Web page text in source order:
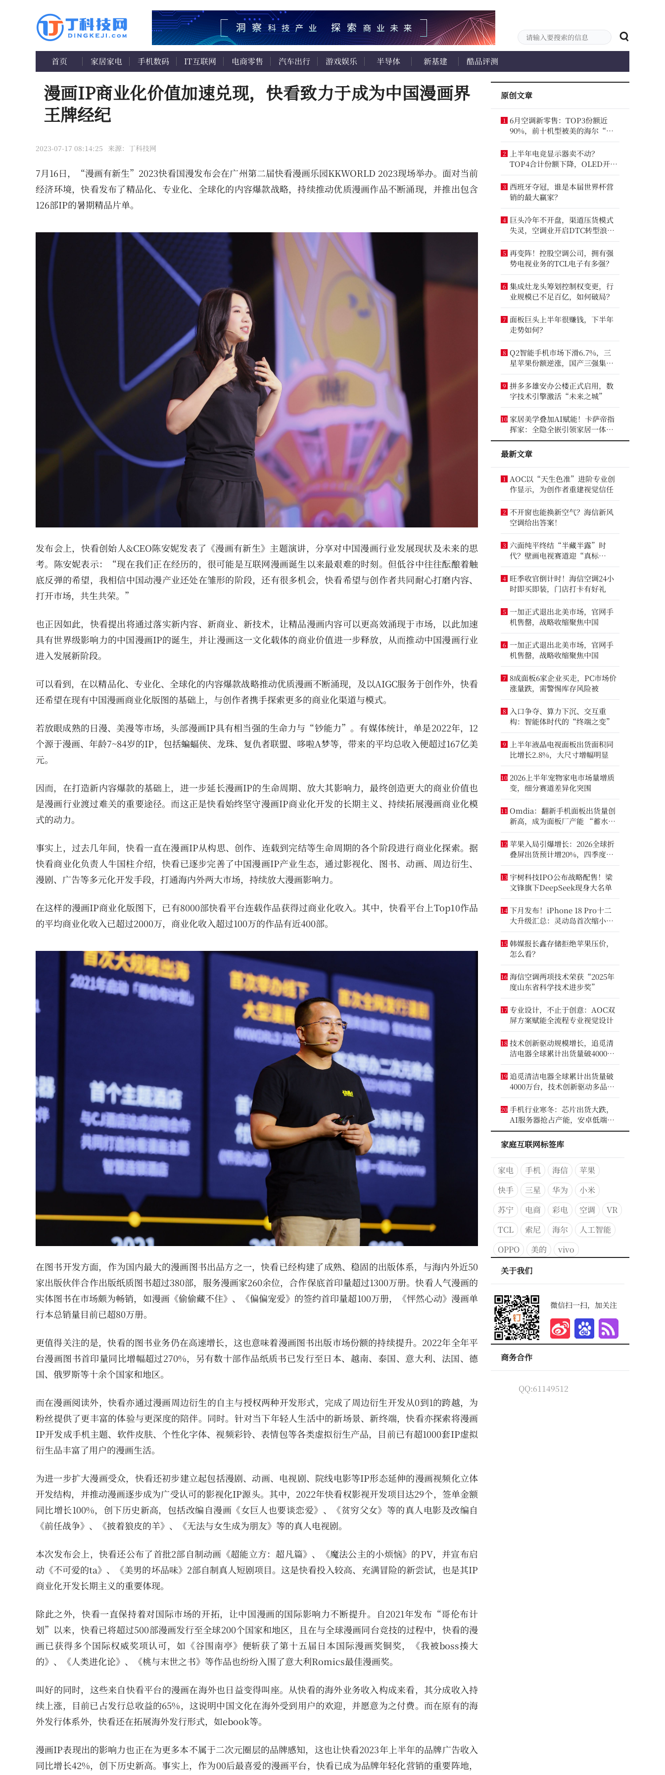
首页 家居家电 手机数码 IT互联网 电商零售 汽车出行 游戏娱乐 半导体 新基建 酷品评测
漫画IP商业化价值加速兑现，快看致力于成为中国漫画界
王牌经纪
2023-07-17 08:14:25 来源：丁科技网
7月16日，“漫画有新生”2023快看国漫发布会在广州第二届快看漫画乐园KKWORLD 2023现场举办。面对当前
经济环境，快看发布了精品化、专业化、全球化的内容爆款战略，持续推动优质漫画作品不断涌现，并推出包含
126部IP的暑期精品片单。
发布会上，快看创始人&CEO陈安妮发表了《漫画有新生》主题演讲，分享对中国漫画行业发展现状及未来的思
考。陈安妮表示：“现在我们正在经历的，很可能是互联网漫画诞生以来最艰难的时刻。但低谷中往往酝酿着触
底反弹的希望，我相信中国动漫产业还处在雏形的阶段，还有很多机会，快看希望与创作者共同耐心打磨内容、
打开市场，共生共荣。”
也正因如此，快看提出将通过落实新内容、新商业、新技术，让精品漫画内容可以更高效涌现于市场，以此加速
具有世界级影响力的中国漫画IP的诞生，并让漫画这一文化载体的商业价值进一步释放，从而推动中国漫画行业
进入发展新阶段。
可以看到，在以精品化、专业化、全球化的内容爆款战略推动优质漫画不断涌现，及以AIGC服务于创作外，快看
还希望在现有中国漫画商业化版图的基础上，与创作者携手探索更多的商业化渠道与模式。
若放眼成熟的日漫、美漫等市场，头部漫画IP具有相当强的生命力与“钞能力”。有媒体统计，单是2022年，12
个源于漫画、年龄7~84岁的IP，包括蝙蝠侠、龙珠、复仇者联盟、哆啦A梦等，带来的平均总收入便超过167亿美
元。
因而，在打造新内容爆款的基础上，进一步延长漫画IP的生命周期、放大其影响力，最终创造更大的商业价值也
是漫画行业渡过难关的重要途径。而这正是快看始终坚守漫画IP商业化开发的长期主义、持续拓展漫画商业化模
式的动力。
事实上，过去几年间，快看一直在漫画IP从构思、创作、连载到完结等生命周期的各个阶段进行商业化探索。据
快看商业化负责人牛国柱介绍，快看已逐步完善了中国漫画IP产业生态，通过影视化、图书、动画、周边衍生、
漫剧、广告等多元化开发手段，打通海内外两大市场，持续放大漫画影响力。
在这样的漫画IP商业化版图下，已有8000部快看平台连载作品获得过商业化收入。其中，快看平台上Top10作品
的平均商业化收入已超过2000万，商业化收入超过100万的作品有近400部。
在图书开发方面，作为国内最大的漫画图书出品方之一，快看已经构建了成熟、稳固的出版体系，与海内外近50
家出版伙伴合作出版纸质图书超过380部，服务漫画家260余位，合作保底首印量超过1300万册。快看人气漫画的
实体图书在市场颇为畅销，如漫画《偷偷藏不住》、《偏偏宠爱》的签约首印量超100万册，《怦然心动》漫画单
行本总销量目前已超80万册。
更值得关注的是，快看的图书业务仍在高速增长，这也意味着漫画图书出版市场份额的持续提升。2022年全年平
台漫画图书首印量同比增幅超过270%，另有数十部作品纸质书已发行至日本、越南、泰国、意大利、法国、德
国、俄罗斯等十余个国家和地区。
而在漫画阅读外，快看亦通过漫画周边衍生的自主与授权两种开发形式，完成了周边衍生开发从0到1的跨越，为
粉丝提供了更丰富的体验与更深度的陪伴。同时。针对当下年轻人生活中的新场景、新终端，快看亦探索将漫画
IP开发成手机主题、软件皮肤、个性化字体、视频彩铃、表情包等各类虚拟衍生产品，目前已有超1000套IP虚拟
衍生品丰富了用户的漫画生活。
为进一步扩大漫画受众，快看还初步建立起包括漫剧、动画、电视剧、院线电影等IP形态延伸的漫画视频化立体
开发结构，并推动漫画逐步成为广受认可的影视化IP源头。其中，2022年快看权影视开发项目达29个，签单金额
同比增长100%，创下历史新高，包括改编自漫画《女巨人也要谈恋爱》、《贫穷父女》等的真人电影及改编自
《前任战争》、《披着狼皮的羊》、《无法与女生成为朋友》等的真人电视剧。
本次发布会上，快看还公布了首批2部自制动画《超能立方：超凡篇》、《魔法公主的小烦恼》的PV，并宣布启
动《不可爱的ta》、《美男的坏品味》2部自制真人短剧项目。这是快看投入较高、充满冒险的新尝试，也是其IP
商业化开发长期主义的重要体现。
除此之外，快看一直保持着对国际市场的开拓，让中国漫画的国际影响力不断提升。自2021年发布“哥伦布计
划”以来，快看已将超过500部漫画发行至全球200个国家和地区，且在与全球漫画同台竞技的过程中，快看的漫
画已获得多个国际权威奖项认可，如《谷围南亭》便斩获了第十五届日本国际漫画奖铜奖，《我被boss揍大
的》、《人类进化论》、《桃与末世之书》等作品也纷纷入围了意大利Romics最佳漫画奖。
叫好的同时，这些来自快看平台的漫画在海外也日益变得叫座。从快看的海外业务收入构成来看，其分成收入持
续上涨，目前已占发行总收益的65%，这说明中国文化在海外受到用户的欢迎，并愿意为之付费。而在原有的海
外发行体系外，快看还在拓展海外发行形式，如ebook等。
漫画IP表现出的影响力也正在为更多本不属于二次元圈层的品牌感知，这也让快看2023年上半年的品牌广告收入
同比增长42%，创下历史新高。事实上，作为00后最喜爱的漫画平台，快看已成为品牌年轻化营销的重要阵地，
原创文章
1 6月空调新零售：TOP3份额近
90%，前十机型被美的海尔“包
圆”
2
上半年电竞显示器卖不动？
TOP4合计份额下降，OLED开启
暴走模式
3 西班牙夺冠，谁是本届世界杯营
销的最大赢家？
4 巨头冷年不开盘，渠道压货模式
失灵，空调业开启DTC转型浪
潮？
5 再变阵！控股空调公司，拥有强
势电视业务的TCL电子有多强？
6 集成灶龙头筹划控制权变更，行
业规模已不足百亿，如何破局？
7 面板巨头上半年很赚钱，下半年
走势如何？
8 Q2智能手机市场下滑6.7%，三
星苹果份额逆涨，国产三强集体
收缩
9 拼多多雄安办公楼正式启用，数
字技术引擎激活“未来之城”
10 家居美学叠加AI赋能！卡萨帝指
挥家：全隐全嵌引领家居一体化
趋势
最新文章
1
AOC以“天生色准”进阶专业创
作显示，为创作者重建视觉信任
2 不开窗也能换新空气？海信新风
空调给出答案！
3 六面纯平终结“半藏半露”时
代？壁画电视赛道迎“真标
准”之争
4 旺季收官倒计时！海信空调24小
时即买即装，门店打卡有好礼
5 一加正式退出北美市场，官网手
机售罄，战略收缩聚焦中国
6 一加正式退出北美市场，官网手
机售罄，战略收缩聚焦中国
7 8成面板6家企业买走，PC市场价
涨量跌，需警惕库存风险被
8
入口争夺、算力下沉、交互重
构：智能体时代的“终端之变”
9
上半年液晶电视面板出货面积同
比增长2.8%，大尺寸增幅明显
10 2026上半年宠物家电市场量增质
变，细分赛道差异化突围
11 Omdia：翻新手机面板出货量创
新高，成为面板厂产能 “蓄水
池”
12 苹果入局引爆增长：2026全球折
叠屏出货预计增20%，四季度成
全年销量关键窗口
13 宇树科技IPO公布战略配售！梁
文锋旗下DeepSeek现身大名单
14 下月发布！iPhone 18 Pro十二
大升级汇总：灵动岛首次缩小、
首次2nm芯片
15 韩媒报长鑫存储拒绝苹果压价，
怎么看？
16 海信空调两项技术荣获“2025年
度山东省科学技术进步奖”
17 专业设计，不止于创意：AOC双
屏方案赋能全流程专业视觉设计
18 技术创新驱动规模增长，追觅清
洁电器全球累计出货量破4000万
台
19 追觅清洁电器全球累计出货量破
4000万台，技术创新驱动多品类
增长
20 手机行业寒冬：芯片出货大跌，
AI服务器抢占产能，安卓低端压
力最大
家庭互联网标签库
家电 手机 海信
苹果
快手
三星 华为
小米
苏宁
电商 彩电 空调
VR
TCL
索尼 海尔
人工智能
OPPO
美的
vivo
关于我们
微信扫一扫，加关注
商务合作
QQ:61149512